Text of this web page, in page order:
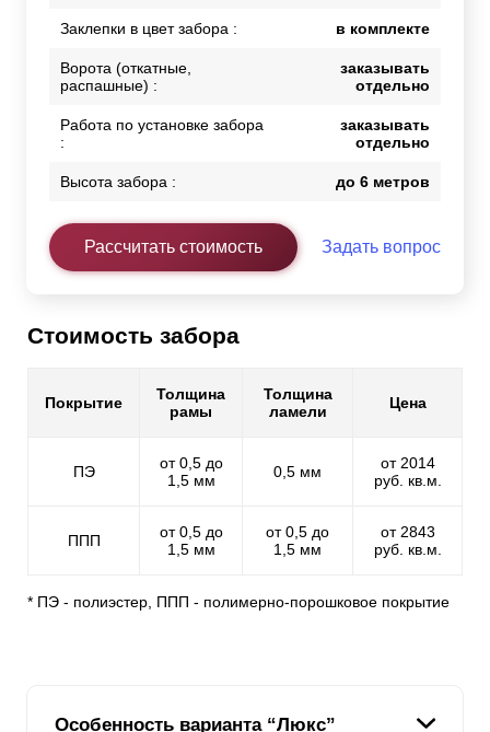
Заклепки в цвет забора : в комплекте
Ворота (откатные,
распашные) :
заказывать
отдельно
Работа по установке забора
:
заказывать
отдельно
Высота забора : до 6 метров
Рассчитать стоимость Задать вопрос
Стоимость забора
Покрытие
Толщина
рамы
Толщина
ламели
Цена
ПЭ
от 0,5 до
1,5 мм
0,5 мм
от 2014
руб. кв.м.
ППП
от 0,5 до
1,5 мм
от 0,5 до
1,5 мм
от 2843
руб. кв.м.
* ПЭ - полиэстер, ППП - полимерно-порошковое покрытие
Особенность варианта “Люкс”